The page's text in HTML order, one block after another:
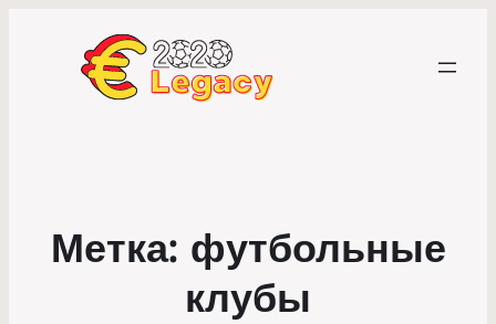
Метка: футбольные
клубы